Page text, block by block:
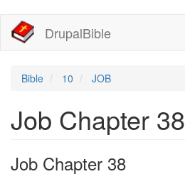
主
DrupalBible
Bible 10 JOB
Job Chapter 38
Job Chapter 38